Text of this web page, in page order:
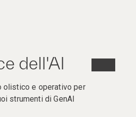
dell'AI
olistico e operativo per
strumenti di GenAI